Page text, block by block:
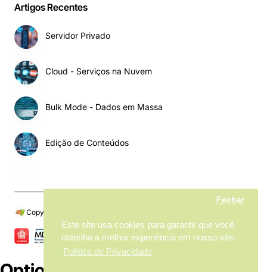
Este site usa cookies para garantir que você
obtenha a melhor experiência em nosso site.
Política de Privacidade
Fechar
Artigos Recentes
Servidor Privado
Cloud - Serviços na Nuvem
Bulk Mode - Dados em Massa
Edição de Conteúdos
Copyright © 2024, My MarketPlace, Todos os Direitos Reservados